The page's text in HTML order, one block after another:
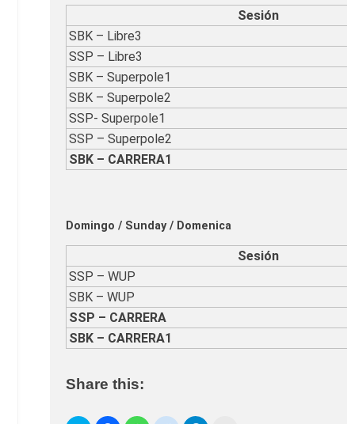
Sesión
SBK – Libre3
SSP – Libre3
SBK – Superpole1
SBK – Superpole2
SSP- Superpole1
SSP – Superpole2
SBK – CARRERA1
Domingo / Sunday / Domenica
Sesión
SSP – WUP
SBK – WUP
SSP – CARRERA
SBK – CARRERA1
Share this: